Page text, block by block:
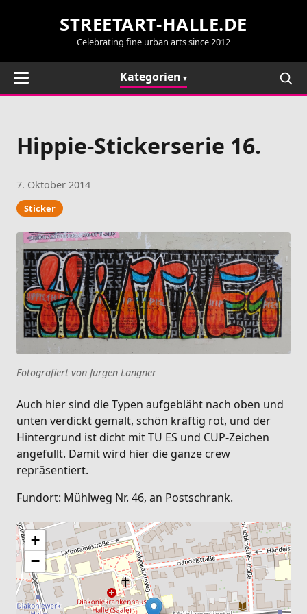
STREETART-HALLE.DE
Celebrating fine urban arts since 2012
Kategorien
Hippie-Stickerserie 16.
7. Oktober 2014
Sticker
Fotografiert von Jürgen Langner
Auch hier sind die Typen aufgebläht nach oben und
unten verdickt gemalt, schön kräftig rot, und der
Hintergrund ist dicht mit TU ES und CUP-Zeichen
angefüllt. Damit wird hier die ganze crew
repräsentiert.
Fundort: Mühlweg Nr. 46, an Postschrank.
+
−